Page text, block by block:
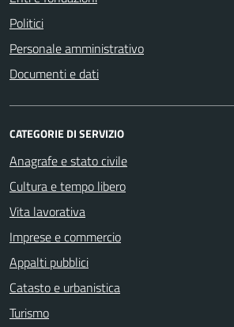
Politici
Personale amministrativo
Documenti e dati
CATEGORIE DI SERVIZIO
Anagrafe e stato civile
Cultura e tempo libero
Vita lavorativa
Imprese e commercio
Appalti pubblici
Catasto e urbanistica
Turismo